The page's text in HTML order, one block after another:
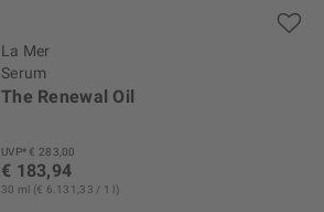
La Mer
Serum
The Renewal Oil
UVP* € 283,00
€ 183,94
30 ml (€ 6.131,33 / 1 l)